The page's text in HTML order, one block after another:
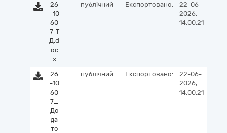
26
-10
60
7-Т
Д.d
oc
x
публічний Експортовано:
22-06-
2026,
14:00:21
26
-10
60
7_
До
да
то
публічний Експортовано:
22-06-
2026,
14:00:21